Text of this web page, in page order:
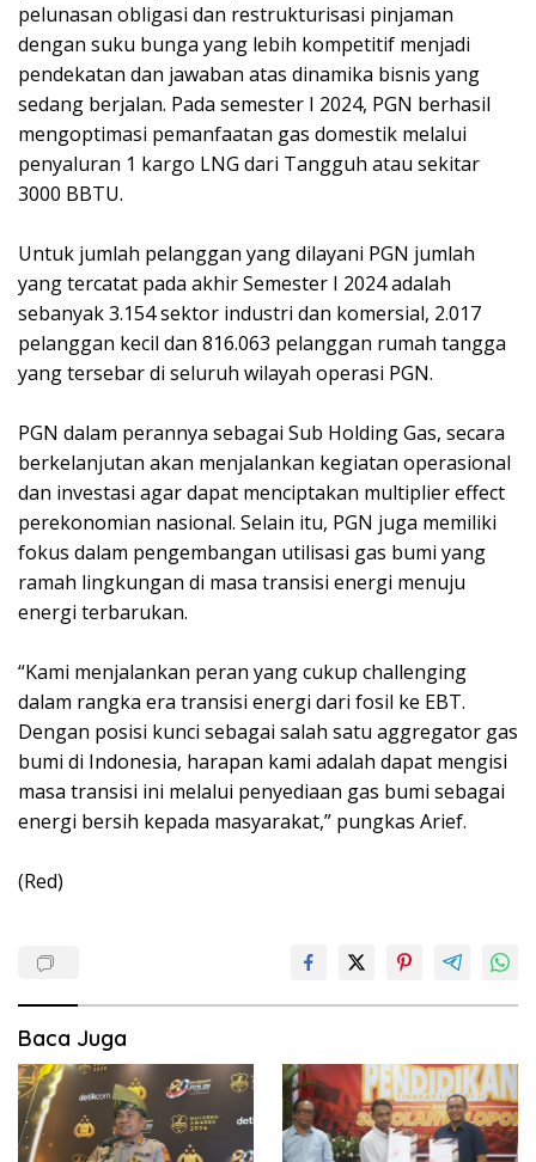
pelunasan obligasi dan restrukturisasi pinjaman
dengan suku bunga yang lebih kompetitif menjadi
pendekatan dan jawaban atas dinamika bisnis yang
sedang berjalan. Pada semester I 2024, PGN berhasil
mengoptimasi pemanfaatan gas domestik melalui
penyaluran 1 kargo LNG dari Tangguh atau sekitar
3000 BBTU.
Untuk jumlah pelanggan yang dilayani PGN jumlah
yang tercatat pada akhir Semester I 2024 adalah
sebanyak 3.154 sektor industri dan komersial, 2.017
pelanggan kecil dan 816.063 pelanggan rumah tangga
yang tersebar di seluruh wilayah operasi PGN.
PGN dalam perannya sebagai Sub Holding Gas, secara
berkelanjutan akan menjalankan kegiatan operasional
dan investasi agar dapat menciptakan multiplier effect
perekonomian nasional. Selain itu, PGN juga memiliki
fokus dalam pengembangan utilisasi gas bumi yang
ramah lingkungan di masa transisi energi menuju
energi terbarukan.
“Kami menjalankan peran yang cukup challenging
dalam rangka era transisi energi dari fosil ke EBT.
Dengan posisi kunci sebagai salah satu aggregator gas
bumi di Indonesia, harapan kami adalah dapat mengisi
masa transisi ini melalui penyediaan gas bumi sebagai
energi bersih kepada masyarakat,” pungkas Arief.
(Red)
Baca Juga